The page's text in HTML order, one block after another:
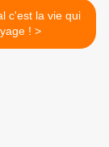
c'est la vie qui
voyage ! >